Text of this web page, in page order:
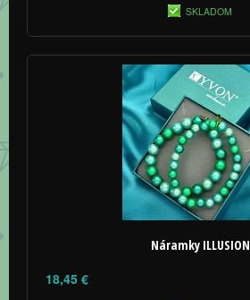
SKLADOM
Náramky ILLUSION
18,45 €